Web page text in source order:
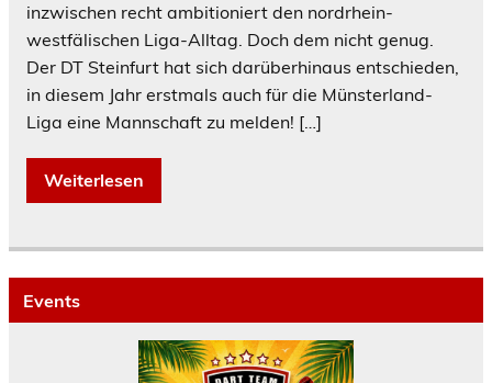
inzwischen recht ambitioniert den nordrhein-
westfälischen Liga-Alltag. Doch dem nicht genug.
Der DT Steinfurt hat sich darüberhinaus entschieden,
in diesem Jahr erstmals auch für die Münsterland-
Liga eine Mannschaft zu melden! […]
Weiterlesen
Events